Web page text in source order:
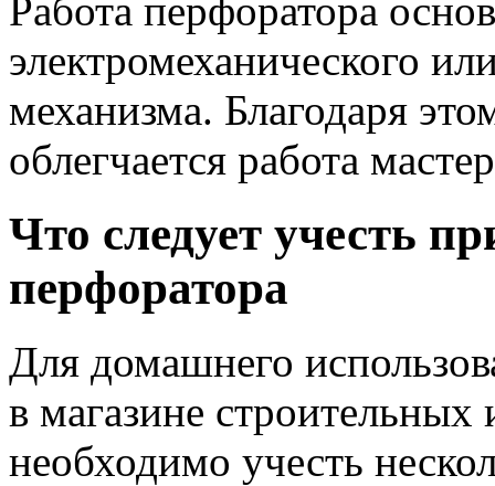
Работа перфоратора
электромеханического
механизма. Благодаря
облегчается работа
Что следует учесть
перфоратора
Для домашнего
в магазине
необходимо учесть